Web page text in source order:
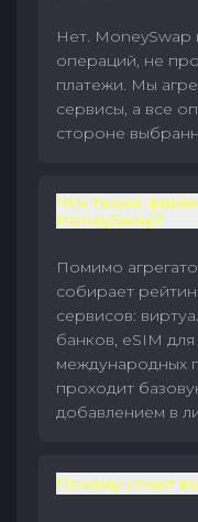
Нет.
операций, не
платежи. Мы
сервисы, а все
стороне
Что такое
MoneySwap?
Помимо
собирает
сервисов:
банков, eSIM
международных
проходит
добавлением в
Почему стоит